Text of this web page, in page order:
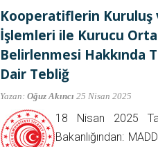
Kooperatiflerin Kuruluş
İşlemleri ile Kurucu
Belirlenmesi Hakkında
Dair Tebliğ
Yazan: Oğuz Akıncı 25 Nisan 2025
18 Nisan 2025
Bakanlığından: